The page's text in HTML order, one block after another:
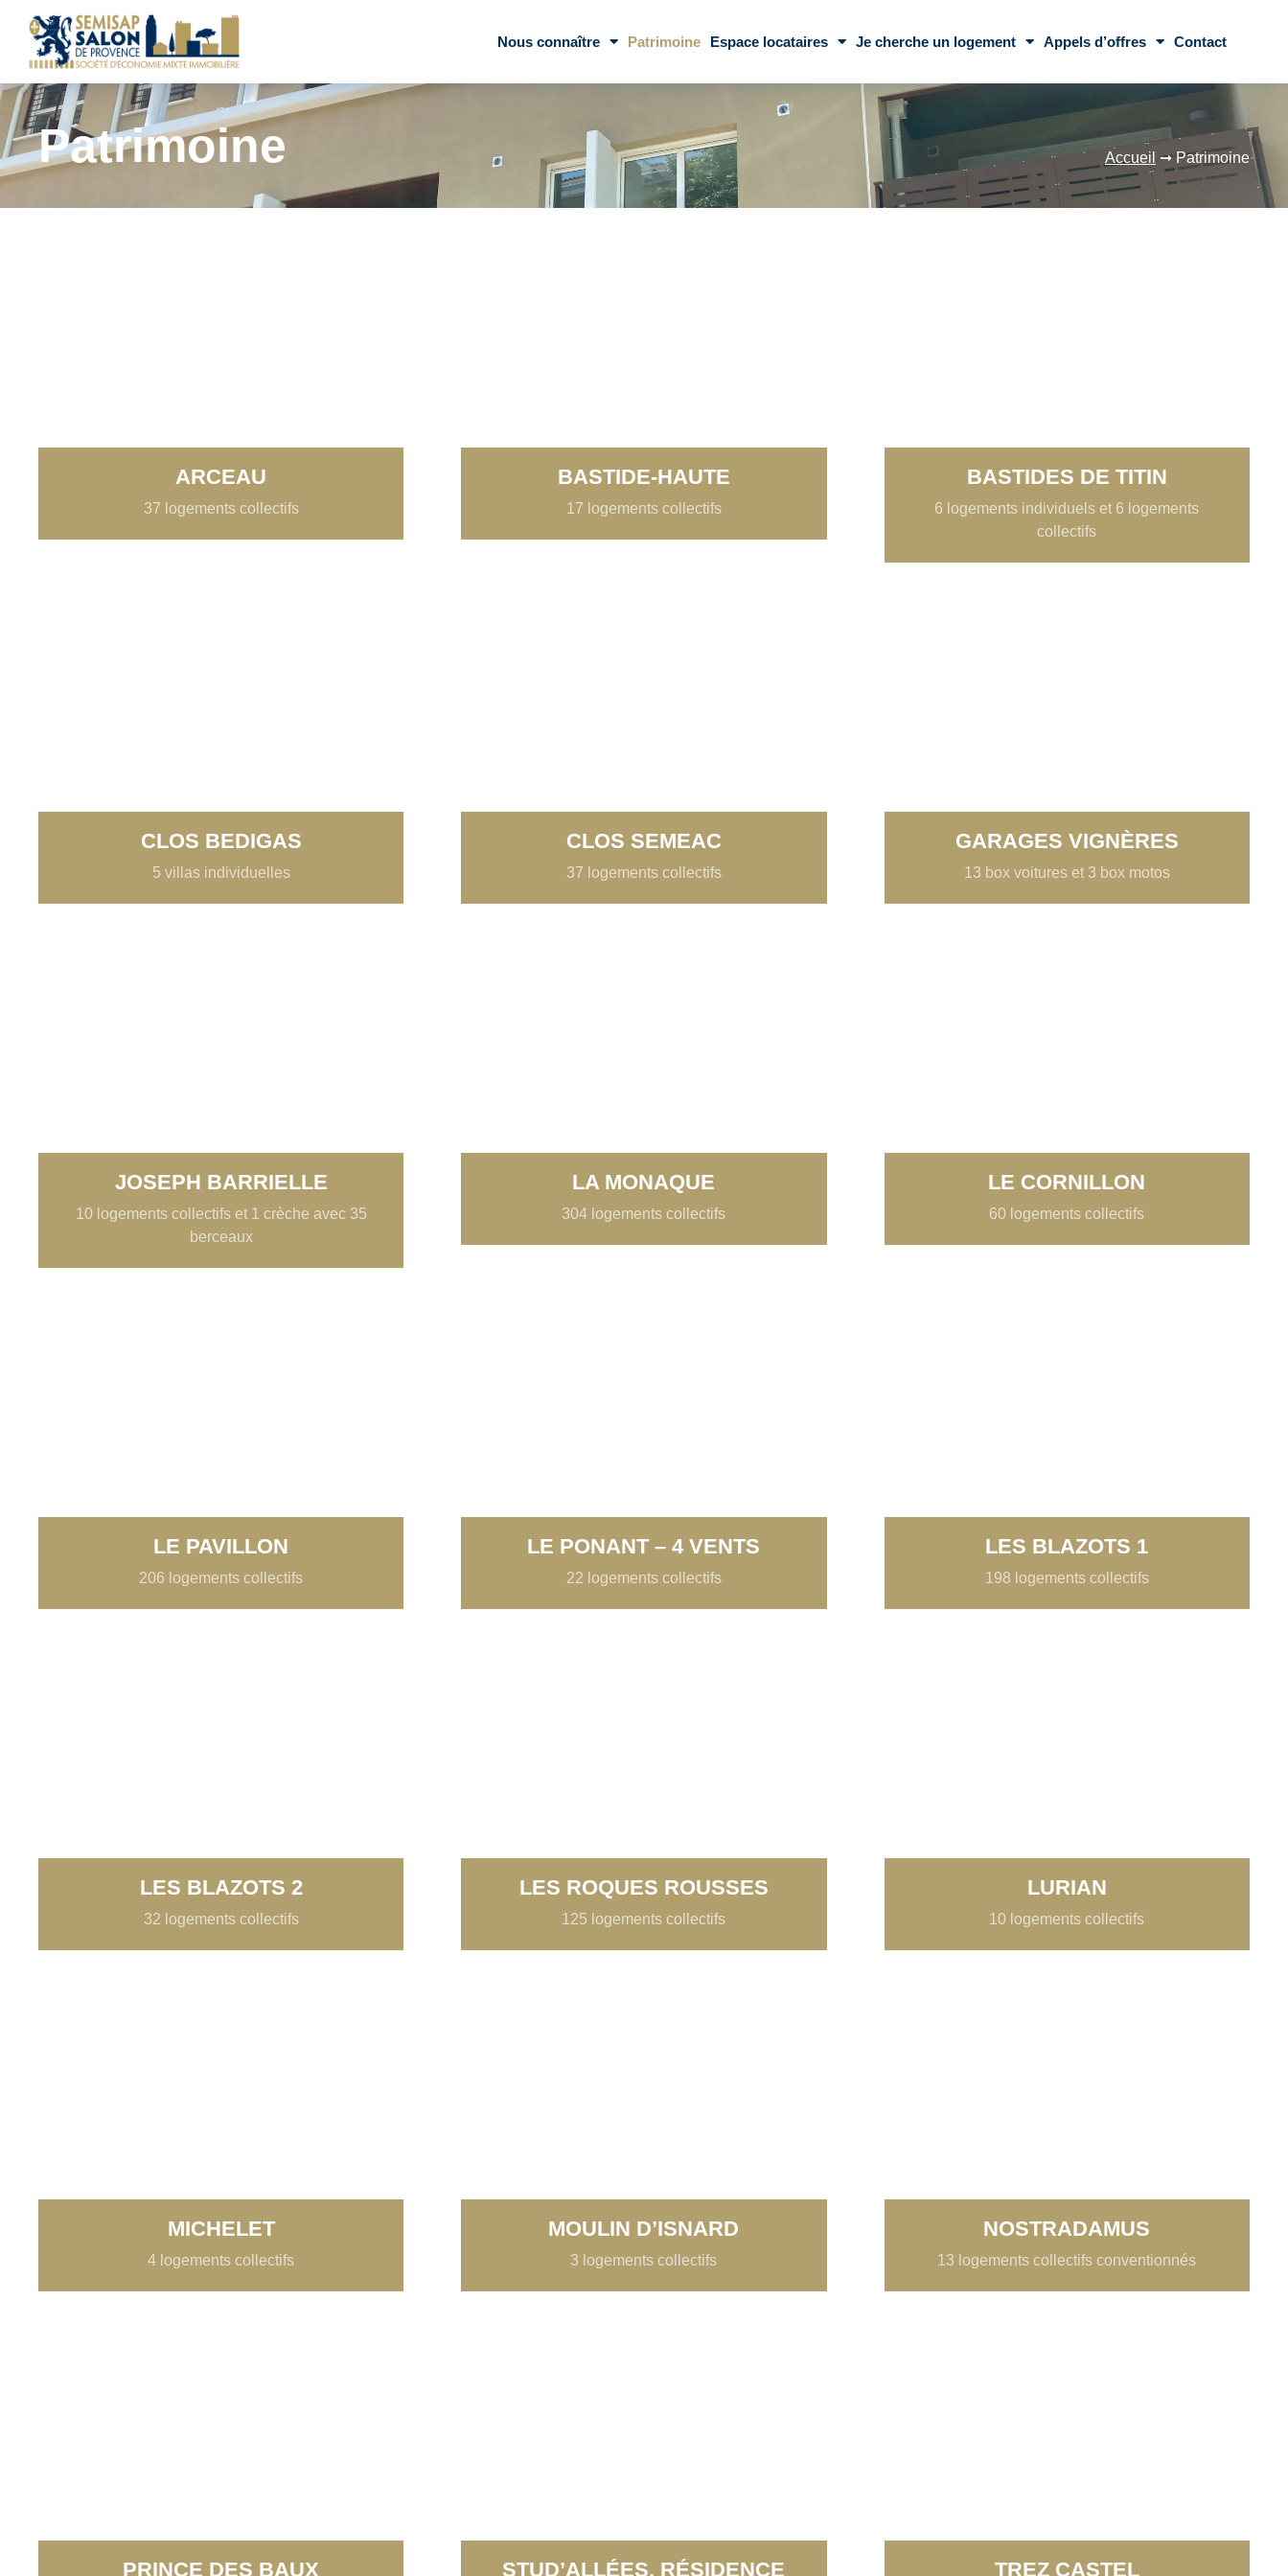
Nous connaître Patrimoine Espace locataires Je cherche un logement Appels d’offres Contact
Patrimoine Accueil ➞Patrimoine
ARCEAU
37 logements collectifs
BASTIDE-HAUTE
17 logements collectifs
BASTIDES DE TITIN
6 logements individuels et 6 logements
collectifs
CLOS BEDIGAS
5 villas individuelles
CLOS SEMEAC
37 logements collectifs
GARAGES VIGNÈRES
13 box voitures et 3 box motos
JOSEPH BARRIELLE
10 logements collectifs et 1 crèche avec 35
berceaux
LA MONAQUE
304 logements collectifs
LE CORNILLON
60 logements collectifs
LE PAVILLON
206 logements collectifs
LE PONANT – 4 VENTS
22 logements collectifs
LES BLAZOTS 1
198 logements collectifs
LES BLAZOTS 2
32 logements collectifs
LES ROQUES ROUSSES
125 logements collectifs
LURIAN
10 logements collectifs
MICHELET
4 logements collectifs
MOULIN D’ISNARD
3 logements collectifs
NOSTRADAMUS
13 logements collectifs conventionnés
PRINCE DES BAUX
STUD’ALLÉES, RÉSIDENCE
TREZ CASTEL